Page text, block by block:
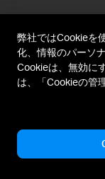
弊社ではCookieを
化、情報のパーソ
Cookieは、無効に
は、「Cookieの管